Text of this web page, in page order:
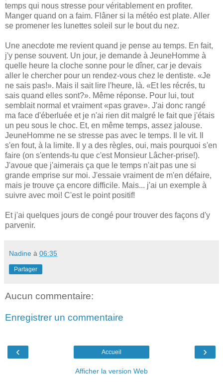
temps qui nous stresse pour véritablement en profiter.
Manger quand on a faim. Flâner si la météo est plate. Aller
se promener les lunettes soleil sur le bout du nez.
Une anecdote me revient quand je pense au temps. En fait,
j'y pense souvent. Un jour, je demande à JeuneHomme à
quelle heure la cloche sonne pour le dîner, car je devais
aller le chercher pour un rendez-vous chez le dentiste. «Je
ne sais pas!». Mais il sait lire l'heure, là. «Et les récrés, tu
sais quand elles sont?». Même réponse. Pour lui, tout
semblait normal et vraiment «pas grave». J'ai donc rangé
ma face d'éberluée et je n'ai rien dit malgré le fait que j'étais
un peu sous le choc. Et, en même temps, assez jalouse.
JeuneHomme ne se stresse pas avec le temps. Il le vit. Il
s'en fout, à la limite. Il y a des règles, oui, mais pourquoi s'en
faire (on s'entends-tu que c'est Monsieur Lâcher-prise!).
J'avoue que j'aimerais ça que le temps n'ait pas une si
grande emprise sur moi. J'essaie vraiment de m'en défaire,
mais je trouve ça encore difficile. Mais... j'ai un exemple à
suivre avec moi! C'est le point positif!
Et j'ai quelques jours de congé pour trouver des façons d'y
parvenir.
Nadine à 06:35
Partager
Aucun commentaire:
Enregistrer un commentaire
‹ ›
Accueil
Afficher la version Web